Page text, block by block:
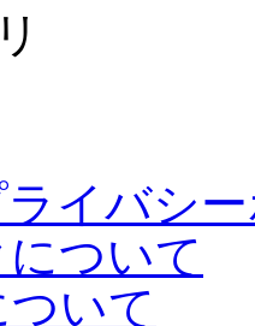
イバシ
ついて
いて